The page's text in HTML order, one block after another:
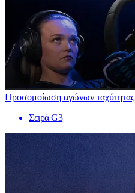
Προσομοίωση αγώνων ταχύτητας
Σειρά G3